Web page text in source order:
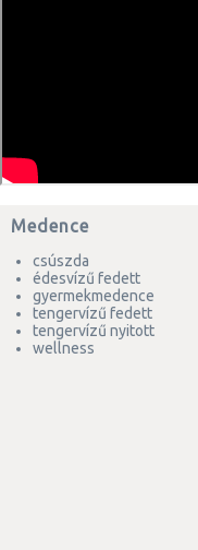
Medence
csúszda
édesvízű fedett
gyermekmedence
tengervízű fedett
tengervízű nyitott
wellness